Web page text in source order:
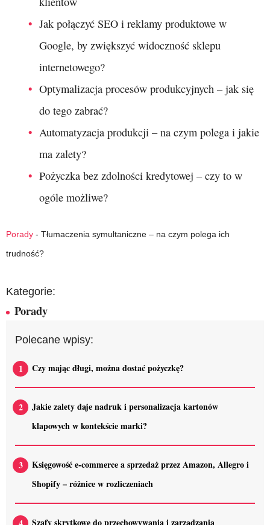
Jak połączyć SEO i reklamy produktowe w
Google, by zwiększyć widoczność sklepu
internetowego?
Optymalizacja procesów produkcyjnych – jak się
do tego zabrać?
Automatyzacja produkcji – na czym polega i jakie
ma zalety?
Pożyczka bez zdolności kredytowej – czy to w
ogóle możliwe?
Porady - Tłumaczenia symultaniczne – na czym polega ich
trudność?
Kategorie:
Porady
Polecane wpisy:
Czy mając długi, można dostać pożyczkę?
Jakie zalety daje nadruk i personalizacja kartonów
klapowych w kontekście marki?
Księgowość e-commerce a sprzedaż przez Amazon, Allegro i
Shopify – różnice w rozliczeniach
Szafy skrytkowe do przechowywania i zarządzania